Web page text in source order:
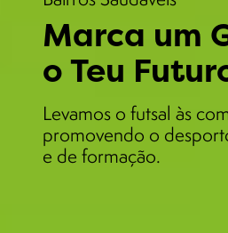
Marca um
o Teu
Levamos o futsal às
promovendo o
e de formação.